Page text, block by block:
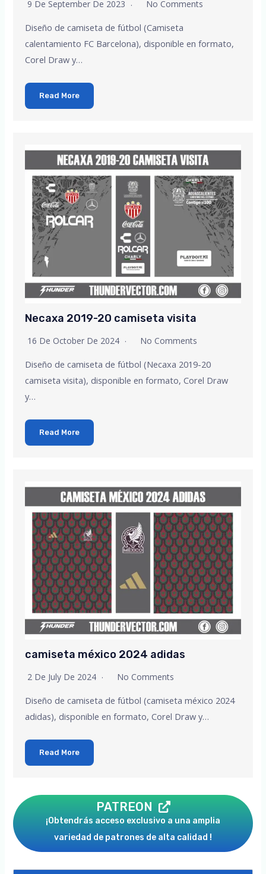
9 De September De 2023 No Comments
Diseño de camiseta de fútbol (Camiseta
calentamiento FC Barcelona), disponible en formato,
Corel Draw y…
Read More
Necaxa 2019-20 camiseta visita
16 De October De 2024 No Comments
Diseño de camiseta de fútbol (Necaxa 2019-20
camiseta visita), disponible en formato, Corel Draw
y…
Read More
camiseta méxico 2024 adidas
2 De July De 2024 No Comments
Diseño de camiseta de fútbol (camiseta méxico 2024
adidas), disponible en formato, Corel Draw y…
Read More
PATREON
¡Obtendrás acceso exclusivo a una amplia
variedad de patrones de alta calidad !